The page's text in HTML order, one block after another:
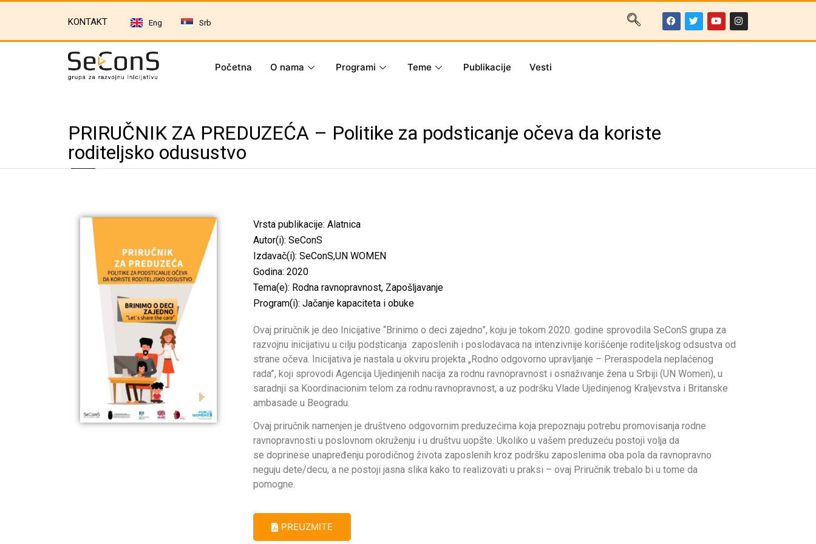
KONTAKT Eng Srb
Početna O nama Programi Teme Publikacije Vesti
PRIRUČNIK ZA PREDUZEĆA – Politike za podsticanje očeva da koriste
roditeljsko odusustvo
Vrsta publikacije: Alatnica
Autor(i): SeConS
Izdavač(i): SeConS,UN WOMEN
Godina: 2020
Tema(e): Rodna ravnopravnost, Zapošljavanje
Program(i): Jačanje kapaciteta i obuke
Ovaj priručnik je deo Inicijative “Brinimo o deci zajedno”, koju je tokom 2020. godine sprovodila SeConS grupa za
razvojnu inicijativu u cilju podsticanja zaposlenih i poslodavaca na intenzivnije korišćenje roditeljskog odsustva od
strane očeva. Inicijativa je nastala u okviru projekta „Rodno odgovorno upravljanje – Preraspodela neplaćenog
rada”, koji sprovodi Agencija Ujedinjenih nacija za rodnu ravnopravnost i osnaživanje žena u Srbiji (UN Women), u
saradnji sa Koordinacionim telom za rodnu ravnopravnost, a uz podršku Vlade Ujedinjenog Kraljevstva i Britanske
ambasade u Beogradu.
Ovaj priručnik namenjen je društveno odgovornim preduzećima koja prepoznaju potrebu promovisanja rodne
ravnopravnosti u poslovnom okruženju i u društvu uopšte. Ukoliko u vašem preduzeću postoji volja da
se doprinese unapređenju porodičnog života zaposlenih kroz podršku zaposlenima oba pola da ravnopravno
neguju dete/decu, a ne postoji jasna slika kako to realizovati u praksi – ovaj Priručnik trebalo bi u tome da
pomogne.
PREUZMITE